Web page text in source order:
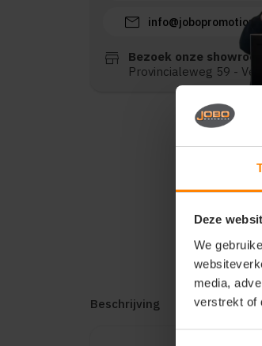
Deze
We
media,
verstrekt of
mail
store
Bezoek onze
Provincialeweg 59 -
Beschrijving Reviews (0)